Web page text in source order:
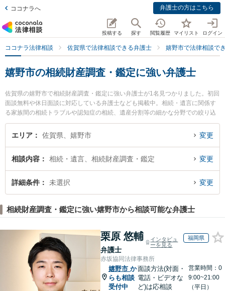
ココナラへ 弁護士の方はこちら
投稿する 探す 閲覧履歴 マイリスト ログイン
ココナラ法律相談 佐賀県で法律相談できる弁護士 嬉野市で法律相談で
嬉野市の相続財産調査・鑑定に強い弁護士
佐賀県の嬉野市で相続財産調査・鑑定に強い弁護士が1名見つかりました。初回
面談無料や休日面談に対応している弁護士なども掲載中。相続・遺言に関係す
る家族間の相続トラブルや認知症の相続、遺産分割等の細かな分野での絞り込
み検索もでき便利です。特にひぜん嬉野・芯鋭法律事務所の藤藪 貴治弁護士の
プロフィール情報や弁護士費用、強みなどが注目されています。『嬉野市で土
日や夜間に発生した相続財産調査・鑑定のトラブルを今すぐに弁護士に相談し
したい』『初回相談無料で相続財産調査・鑑定を法律相談できる嬉野市内の弁
護士に相談予約したい』などでお困りの相談者さんにおすすめです。
エリア 佐賀県、嬉野市 変更
相談内容 相続・遺言、相続財産調査・鑑定 変更
詳細条件 未選択 変更
相続財産調査・鑑定に強い嬉野市から相談可能な弁護士
栗原 悠輔
弁護士
インタビュ
ーを見る
福岡県
赤坂協同法律事務所
嬉野市 か
らも相談
受付中
面談方法(対面・
電話・ビデオな
ど)は応相談
営業時間：0
9:00~21:00
（平日）